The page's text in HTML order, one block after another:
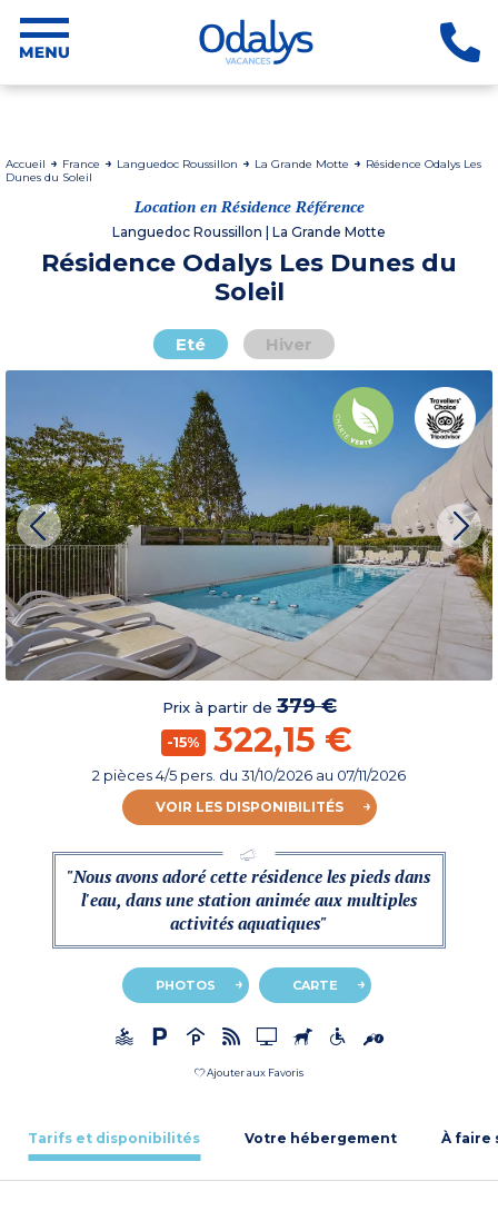
Accueil France Languedoc Roussillon La Grande Motte
Résidence Odalys Les
Dunes du Soleil
Location en Résidence Référence
Languedoc Roussillon | La Grande Motte
Résidence Odalys Les Dunes du
Soleil
Eté Hiver
Prix à partir de379 €
-15% 322,15 €
2 pièces 4/5 pers. du 31/10/2026 au 07/11/2026
VOIR LES DISPONIBILITÉS
"Nous avons adoré cette résidence les pieds dans
l'eau, dans une station animée aux multiples
activités aquatiques"
PHOTOS CARTE
Ajouter aux Favoris
Tarifs et disponibilités Votre hébergement À faire